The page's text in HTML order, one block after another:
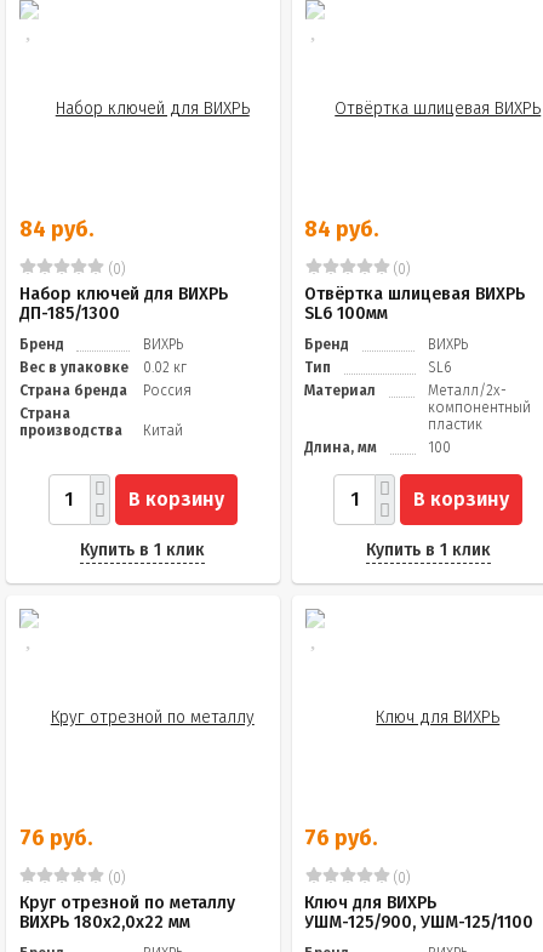
84 руб.
(0)
Набор ключей для ВИХРЬ
ДП-185/1300
Бренд
ВИХРЬ
Вес в упаковке
0.02 кг
Страна бренда
Россия
Страна
производства
Китай
В корзину
Купить в 1 клик
84 руб.
(0)
Отвёртка шлицевая ВИХРЬ
SL6 100мм
Бренд
ВИХРЬ
Тип
SL6
Материал
Металл/2х-
компонентный
пластик
Длина, мм
100
В корзину
Купить в 1 клик
76 руб.
(0)
Круг отрезной по металлу
ВИХРЬ 180х2,0х22 мм
76 руб.
(0)
Ключ для ВИХРЬ
УШМ-125/900, УШМ-125/1100